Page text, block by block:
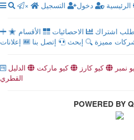
× الرئيسية دخول التسجيل
اشتراك الاحصائيات
الأقسام
مميزة
إبحث إتصل بنا إعلانات
نمبر كيو كارز كيو ماركت
الدليل
القطري
POWERED BY